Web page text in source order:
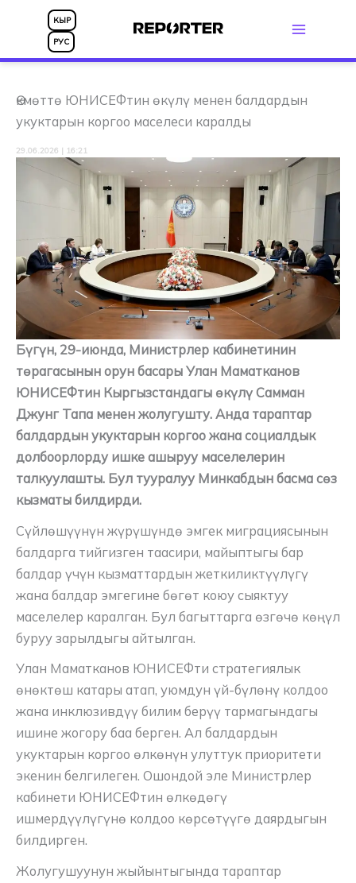
КЫР
РУС
Өкмөттө ЮНИСЕФтин өкүлү менен балдардын
укуктарын коргоо маселеси каралды
29.06.2026 | 16:21
Бүгүн, 29-июнда, Министрлер кабинетинин
төрагасынын орун басары Улан Маматканов
ЮНИСЕФтин Кыргызстандагы өкүлү Самман
Джунг Тапа менен жолугушту. Анда тараптар
балдардын укуктарын коргоо жана социалдык
долбоорлорду ишке ашыруу маселелерин
талкуулашты. Бул тууралуу Минкабдын басма сөз
кызматы билдирди.
Сүйлөшүүнүн жүрүшүндө эмгек миграциясынын
балдарга тийгизген таасири, майыптыгы бар
балдар үчүн кызматтардын жеткиликтүүлүгү
жана балдар эмгегине бөгөт коюу сыяктуу
маселелер каралган. Бул багыттарга өзгөчө көңүл
буруу зарылдыгы айтылган.
Улан Маматканов ЮНИСЕФти стратегиялык
өнөктөш катары атап, уюмдун үй-бүлөнү колдоо
жана инклюзивдүү билим берүү тармагындагы
ишине жогору баа берген. Ал балдардын
укуктарын коргоо өлкөнүн улуттук приоритети
экенин белгилеген. Ошондой эле Министрлер
кабинети ЮНИСЕФтин өлкөдөгү
ишмердүүлүгүнө колдоо көрсөтүүгө даярдыгын
билдирген.
Жолугушуунун жыйынтыгында тараптар